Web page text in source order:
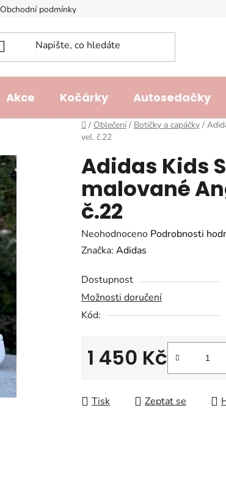
Obchodní podmínky
Akce Kočárky Autosedačky
Domů
/ Oblečení / Botičky a capáčky /
vel. č.22
Adidas Kids
malované
č.22
Průměrné
hodnocení
je
0,0
z
hvězdiček.
Neohodnoceno Podrobnosti
Značka: Adidas
Dostupnost
Možnosti doručení
Kód:
1 450 Kč
Tisk Zeptat se